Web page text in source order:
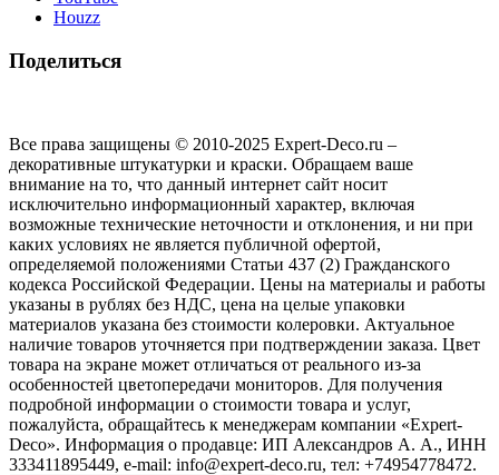
Houzz
Поделиться
Все права защищены © 2010-2025 Expert-Deco.ru –
декоративные штукатурки и краски. Обращаем ваше
внимание на то, что данный интернет сайт носит
исключительно информационный характер, включая
возможные технические неточности и отклонения, и ни при
каких условиях не является публичной офертой,
определяемой положениями Статьи 437 (2) Гражданского
кодекса Российской Федерации. Цены на материалы и работы
указаны в рублях без НДС, цена на целые упаковки
материалов указана без стоимости колеровки. Актуальное
наличие товаров уточняется при подтверждении заказа. Цвет
товара на экране может отличаться от реального из‑за
особенностей цветопередачи мониторов. Для получения
подробной информации о стоимости товара и услуг,
пожалуйста, обращайтесь к менеджерам компании «Expert-
Deco». Информация о продавце: ИП Александров А. А., ИНН
333411895449, e-mail: info@expert-deco.ru, тел: +74954778472.